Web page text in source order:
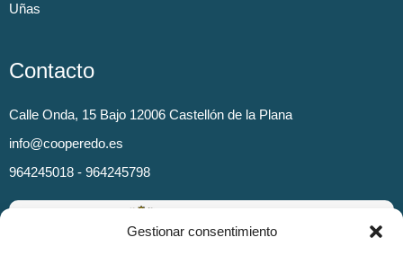
Gestionar consentimiento
Uñas
Contacto
Calle Onda, 15 Bajo 12006 Castellón de la Plana
info@cooperedo.es
964245018 - 964245798